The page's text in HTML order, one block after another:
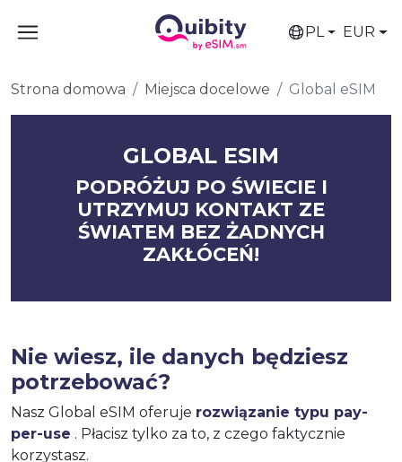
PL EUR
Strona domowa Miejsca docelowe Global eSIM
GLOBAL ESIM
PODRÓŻUJ PO ŚWIECIE I
UTRZYMUJ KONTAKT ZE
ŚWIATEM BEZ ŻADNYCH
ZAKŁÓCEŃ!
Nie wiesz, ile danych będziesz
potrzebować?
Nasz Global eSIM oferuje rozwiązanie typu pay-
per-use . Płacisz tylko za to, z czego faktycznie
korzystasz.